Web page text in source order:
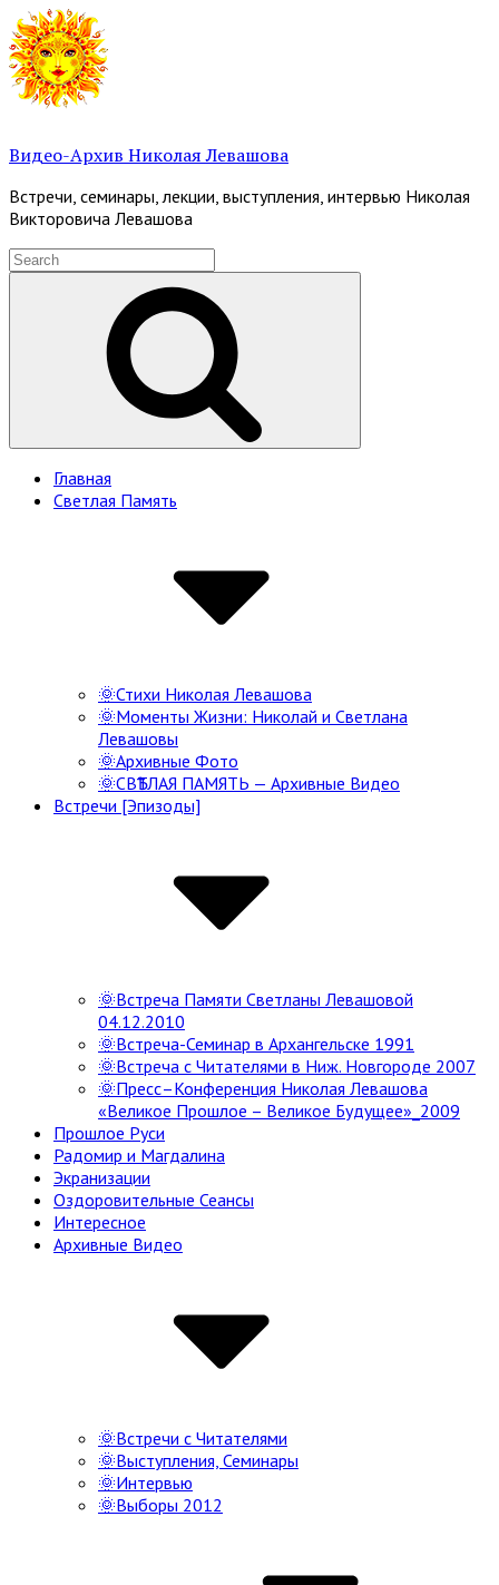
Skip
to
content
Видео-Архив Николая Левашова
Встречи, семинары, лекции, выступления, интервью Николая
Викторовича Левашова
Search
for:
Site
Navigation
Главная
Светлая Память
🌞Стихи Николая Левашова
🌞Моменты Жизни: Николай и Светлана
Левашовы
🌞Архивные Фото
🌞СВѢТЛАЯ ПАМЯТЬ — Архивные Видео
Встречи [Эпизоды]
🌞Встреча Памяти Светланы Левашовой
04.12.2010
🌞Встреча-Семинар в Архангельске 1991
🌞Встреча с Читателями в Ниж. Новгороде 2007
🌞Пресс–Конференция Николая Левашова
«Великое Прошлое – Великое Будущее»_2009
Прошлое Руси
Радомир и Магдалина
Экранизации
Оздоровительные Сеансы
Интересное
Архивные Видео
🌞Встречи с Читателями
🌞Выступления, Семинары
🌞Интервью
🌞Выборы 2012